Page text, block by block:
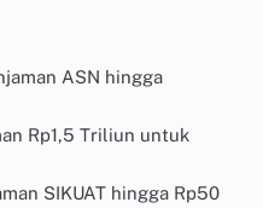
ASN hingga
Rp1,5 Triliun untuk
SIKUAT hingga Rp50